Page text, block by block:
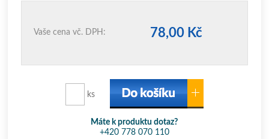
Vaše cena vč. DPH: 78,00 Kč
ks
Máte k produktu dotaz?
+420 778 070 110